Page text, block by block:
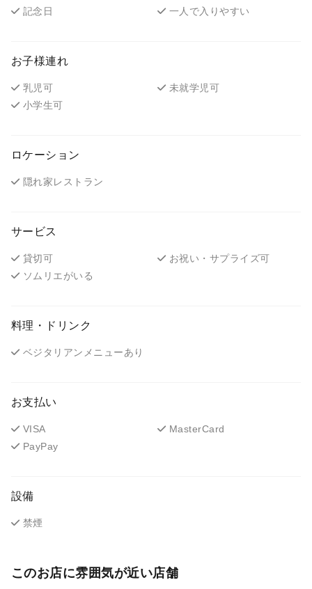
記念日
一人で入りやすい
お子様連れ
乳児可
未就学児可
小学生可
ロケーション
隠れ家レストラン
サービス
貸切可
お祝い・サプライズ可
ソムリエがいる
料理・ドリンク
ベジタリアンメニューあり
お支払い
VISA
MasterCard
PayPay
設備
禁煙
このお店に雰囲気が近い店舗